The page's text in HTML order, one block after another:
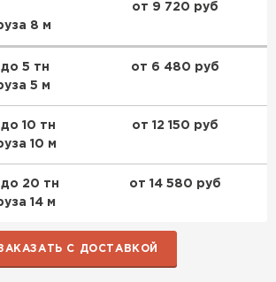
8 м
от 9 720 руб
5 тн
5 м
от 6 480 руб
10 тн
10 м
от 12 150 руб
20 тн
14 м
от 14 580 руб
С ДОСТАВКОЙ